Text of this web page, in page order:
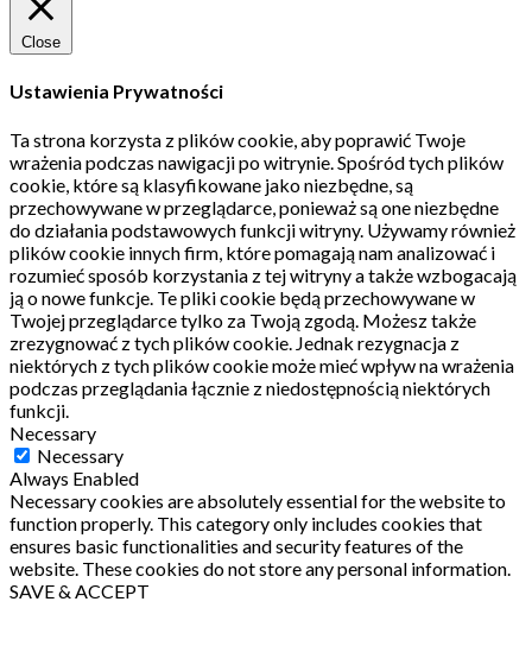
Close
Ustawienia Prywatności
Ta strona korzysta z plików cookie, aby poprawić Twoje
wrażenia podczas nawigacji po witrynie. Spośród tych plików
cookie, które są klasyfikowane jako niezbędne, są
przechowywane w przeglądarce, ponieważ są one niezbędne
do działania podstawowych funkcji witryny. Używamy również
plików cookie innych firm, które pomagają nam analizować i
rozumieć sposób korzystania z tej witryny a także wzbogacają
ją o nowe funkcje. Te pliki cookie będą przechowywane w
Twojej przeglądarce tylko za Twoją zgodą. Możesz także
zrezygnować z tych plików cookie. Jednak rezygnacja z
niektórych z tych plików cookie może mieć wpływ na wrażenia
podczas przeglądania łącznie z niedostępnością niektórych
funkcji.
Necessary
Necessary
Always Enabled
Necessary cookies are absolutely essential for the website to
function properly. This category only includes cookies that
ensures basic functionalities and security features of the
website. These cookies do not store any personal information.
SAVE & ACCEPT